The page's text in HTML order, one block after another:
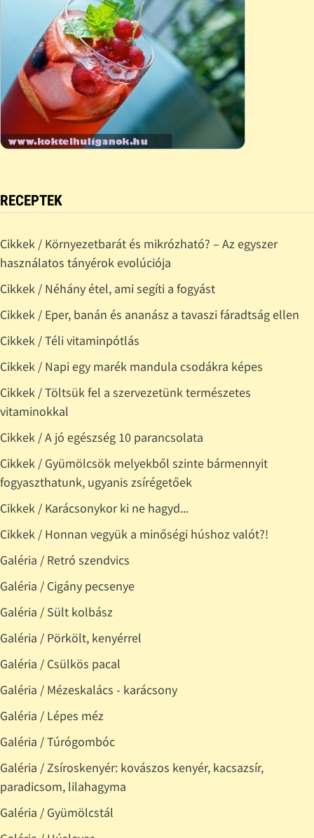
RECEPTEK
Cikkek / Környezetbarát és mikrózható? – Az egyszer
használatos tányérok evolúciója
Cikkek / Néhány étel, ami segíti a fogyást
Cikkek / Eper, banán és ananász a tavaszi fáradtság ellen
Cikkek / Téli vitaminpótlás
Cikkek / Napi egy marék mandula csodákra képes
Cikkek / Töltsük fel a szervezetünk természetes
vitaminokkal
Cikkek / A jó egészség 10 parancsolata
Cikkek / Gyümölcsök melyekből szinte bármennyit
fogyaszthatunk, ugyanis zsírégetőek
Cikkek / Karácsonykor ki ne hagyd...
Cikkek / Honnan vegyük a minőségi húshoz valót?!
Galéria / Retró szendvics
Galéria / Cigány pecsenye
Galéria / Sült kolbász
Galéria / Pörkölt, kenyérrel
Galéria / Csülkös pacal
Galéria / Mézeskalács - karácsony
Galéria / Lépes méz
Galéria / Túrógombóc
Galéria / Zsíroskenyér: kovászos kenyér, kacsazsír,
paradicsom, lilahagyma
Galéria / Gyümölcstál